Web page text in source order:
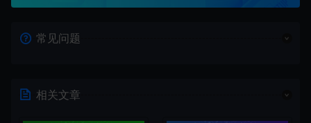
常见问题
相关文章